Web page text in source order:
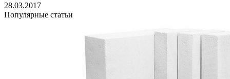
28.03.2017
Популярные статьи